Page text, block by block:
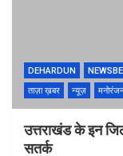
DEHARDUN
ताज़ा ख़बर
न्यूज़
उत्तराखंड के इन
सतर्क